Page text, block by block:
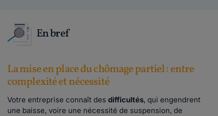
En bref
La mise en place du chômage partiel : entre
complexité et nécessité
Votre entreprise connaît des difficultés, qui engendrent
une baisse, voire une nécessité de suspension, de